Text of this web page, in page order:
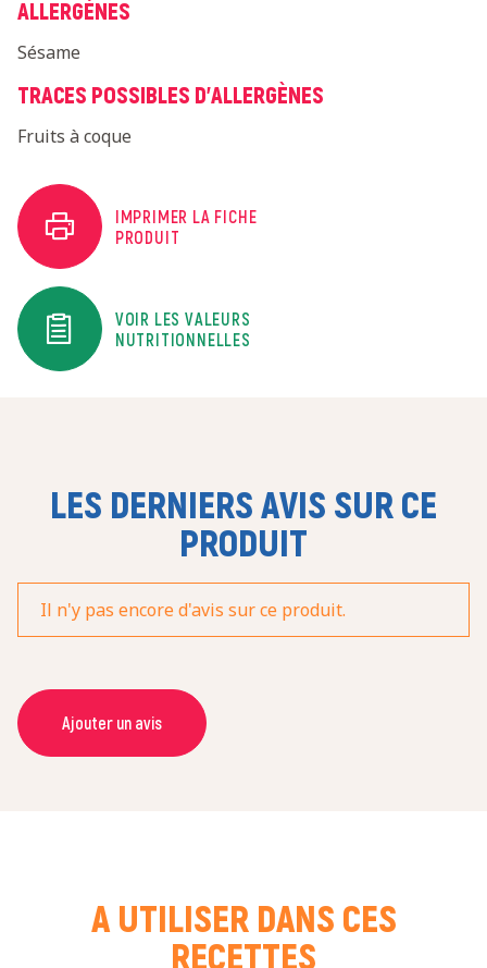
ALLERGÈNES
Sésame
TRACES POSSIBLES D'ALLERGÈNES
Fruits à coque
IMPRIMER LA FICHE
PRODUIT
VOIR LES VALEURS
NUTRITIONNELLES
LES DERNIERS AVIS SUR CE
PRODUIT
Il n'y pas encore d'avis sur ce produit.
Ajouter un avis
NOM *
A UTILISER DANS CES
RECETTES